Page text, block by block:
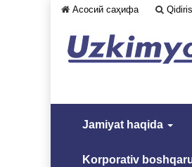
Асосий саҳифа
Jamiyat haqida
Korporativ